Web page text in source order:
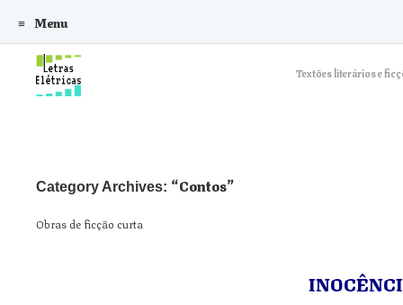
Textões literários e
Menu
Skip to content
Category Archives: Contos
Obras de ficção curta